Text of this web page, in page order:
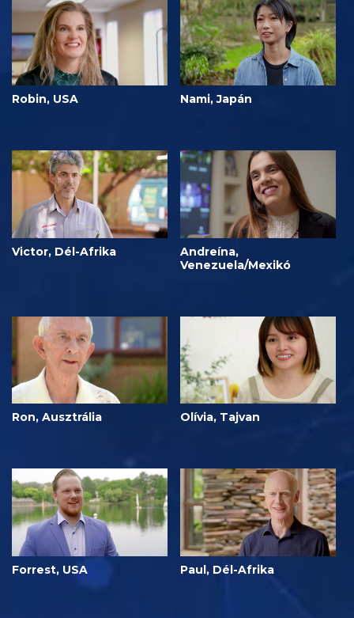
Robin, USA Nami, Japán
Victor, Dél-Afrika
Andreína,
Venezuela/Mexikó
Ron, Ausztrália Olívia, Tajvan
Forrest, USA Paul, Dél-Afrika